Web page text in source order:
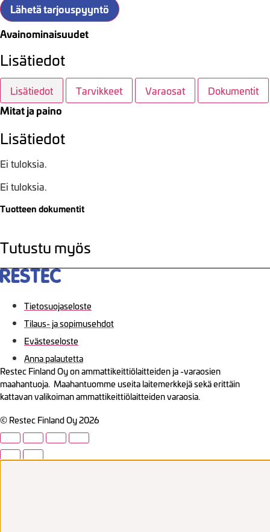
Lähetä tarjouspyyntö
Avainominaisuudet
Lisätiedot
Lisätiedot Tarvikkeet Varaosat Dokumentit
Mitat ja paino
Lisätiedot
Ei tuloksia.
Ei tuloksia.
Tuotteen dokumentit
Tutustu myös
Tietosuojaseloste
Tilaus- ja sopimusehdot
Evästeseloste
Anna palautetta
Restec Finland Oy on ammattikeittiölaitteiden ja -varaosien
maahantuoja. Maahantuomme useita laitemerkkejä sekä erittäin
kattavan valikoiman ammattikeittiölaitteiden varaosia.
© Restec Finland Oy 2026